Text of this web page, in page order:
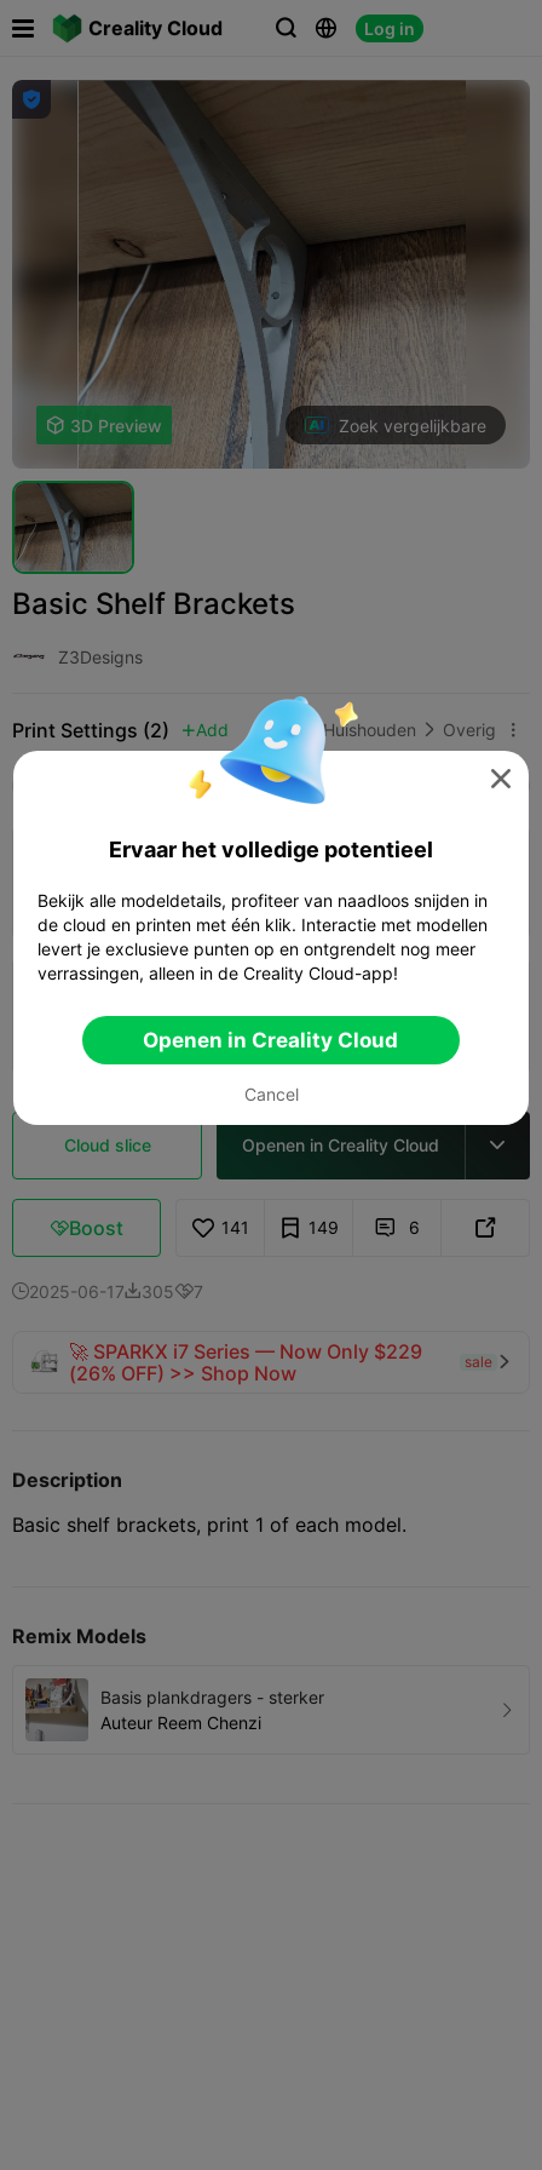
Creality Cloud   Log in
 

 3D Preview Zoek vergelijkbare
Basic Shelf Brackets
Z3Designs
Print Settings (2)  Add Huishouden  Overig 
K2 Plus K2 Pro
0.2mm layer, 3 walls, 15% infill
 01h 42m  1 plates  82.72g
 11h 13m  1 plates  140.85g
Cloud slice Openen in Creality Cloud 
Boost 141 149  6 
2025-06-173057
🚀 SPARKX i7 Series — Now Only $229
(26% OFF) >> Shop Now
sale 
Description
Basic shelf brackets, print 1 of each model.
Remix Models
Basis plankdragers - sterker
Auteur Reem Chenzi

Ervaar het volledige potentieel
Bekijk alle modeldetails, profiteer van naadloos snijden in
de cloud en printen met één klik. Interactie met modellen
levert je exclusieve punten op en ontgrendelt nog meer
verrassingen, alleen in de Creality Cloud-app!
Openen in Creality Cloud
Cancel